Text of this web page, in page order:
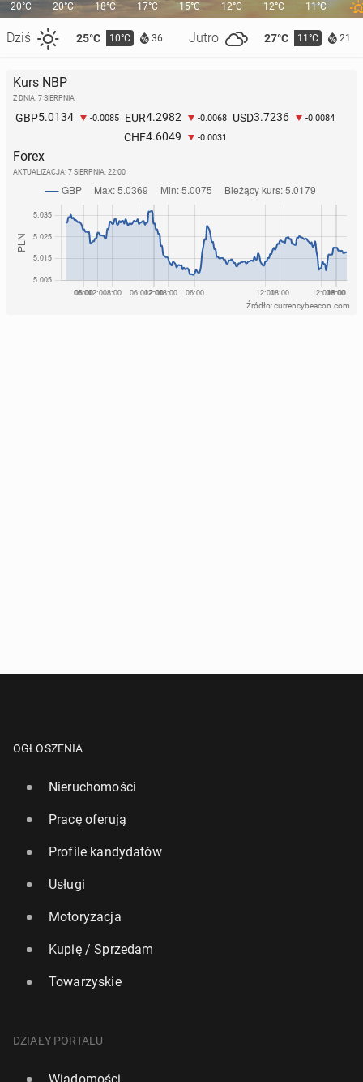
20°C
Dziś 25°C 10°C 36 Jutro 27°C 11°C 21
20°C 18°C 17°C 15°C 12°C 12°C 11°C
Kurs NBP
Z DNIA: 7 SIERPNIA
GBP5.0134 -0.0085 EUR4.2982 -0.0068 USD3.7236 -0.0084
CHF4.6049 -0.0031
Forex
AKTUALIZACJA: 7 SIERPNIA, 22:00
Źródło: currencybeacon.com
OGŁOSZENIA
Nieruchomości
Pracę oferują
Profile kandydatów
Usługi
Motoryzacja
Kupię / Sprzedam
Towarzyskie
DZIAŁY PORTALU